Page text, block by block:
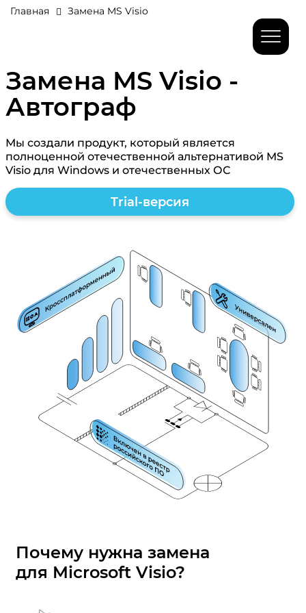
Главная Замена MS Visio
Замена MS Visio -
Автограф
Мы создали продукт, который является
полноценной отечественной альтернативой MS
Visio для Windows и отечественных ОС
Trial-версия
Почему нужна замена
для Microsoft Visio?